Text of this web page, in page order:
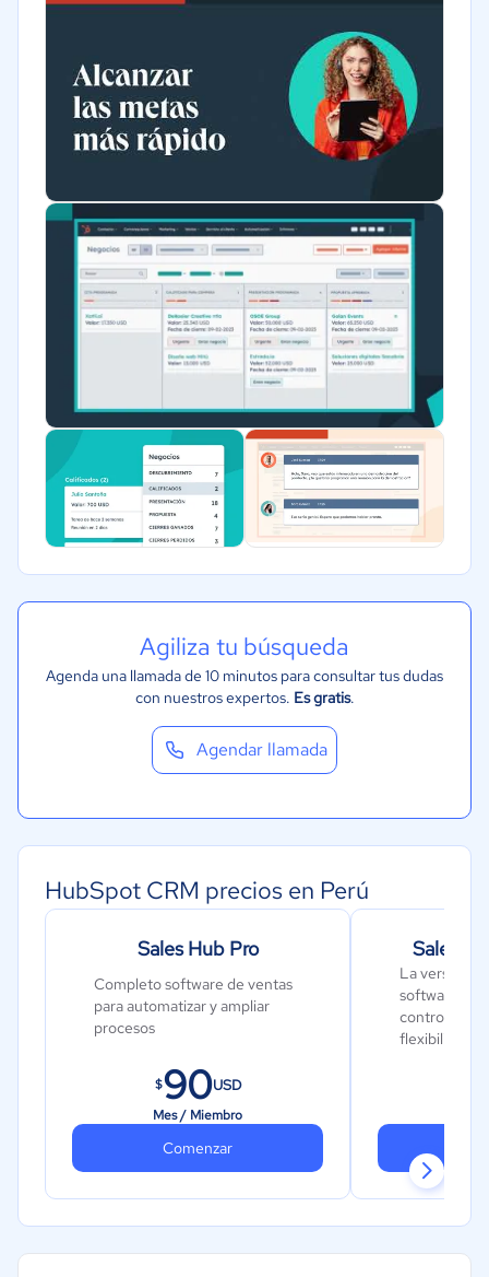
Bienes raíces
Minorista
Software / TI
Financiera
Alimentaria
Salud
Manufactura
Marketing y Comunicación
Automotriz
Comercio Electrónico
Ventas y servicios
Metales y Minería
Recursos Humanos
Aeroespacial y defensa
Contabilidad
Agiliza tu búsqueda
Agenda una llamada de 10 minutos para consultar tus dudas
con nuestros expertos. Es gratis.
Agendar llamada
HubSpot CRM precios en Perú
Sales Hub Pro
Completo software de ventas
para automatizar y ampliar
procesos
$90USD
Mes / Miembro
Comenzar
Sales
La versión
software de
controles
flexibilidad